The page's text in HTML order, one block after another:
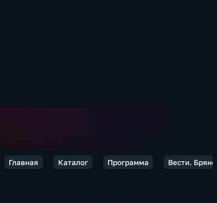
Главная Каталог Программа Вести.